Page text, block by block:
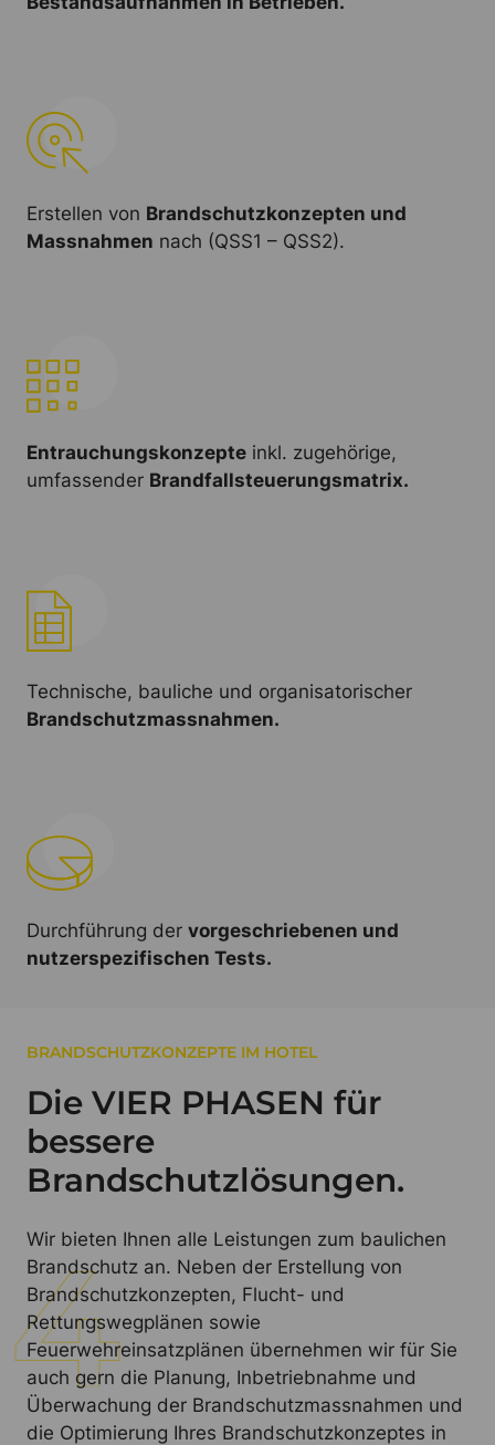
Erstellen von Brandschutzkonzepten und
Massnahmen nach (QSS1 – QSS2).
Entrauchungskonzepte inkl. zugehörige,
umfassender Brandfallsteuerungsmatrix.
Technische, bauliche und organisatorischer
Brandschutzmassnahmen.
Durchführung der vorgeschriebenen und
nutzerspezifischen Tests.
BRANDSCHUTZKONZEPTE IM HOTEL
Die VIER PHASEN für
bessere
Brandschutzlösungen.
Wir bieten Ihnen alle Leistungen zum baulichen
Brandschutz an. Neben der Erstellung von
Brandschutzkonzepten, Flucht- und
Rettungswegplänen sowie
Feuerwehreinsatzplänen übernehmen wir für Sie
auch gern die Planung, Inbetriebnahme und
Überwachung der Brandschutzmassnahmen und
die Optimierung Ihres Brandschutzkonzeptes in